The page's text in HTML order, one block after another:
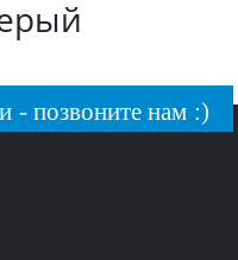
- позвоните нам :)